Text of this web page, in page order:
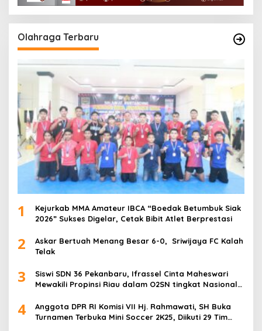
Olahraga Terbaru
1
Kejurkab MMA Amateur IBCA “Boedak Betumbuk Siak
2026” Sukses Digelar, Cetak Bibit Atlet Berprestasi
2
Askar Bertuah Menang Besar 6-0, Sriwijaya FC Kalah
Telak
3
Siswi SDN 36 Pekanbaru, Ifrassel Cinta Maheswari
Mewakili Propinsi Riau dalam O2SN tingkat Nasional
4
Anggota DPR RI Komisi VII Hj. Rahmawati, SH Buka
Turnamen Terbuka Mini Soccer 2K25, Diikuti 29 Tim